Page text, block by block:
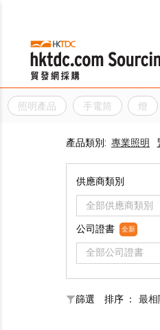
照明產品 手電筒 燈
產品類別: 專業照明
供應商類別
全部供應商類別
公司證書 全新
全部公司證書
篩選 排序 ： 最相